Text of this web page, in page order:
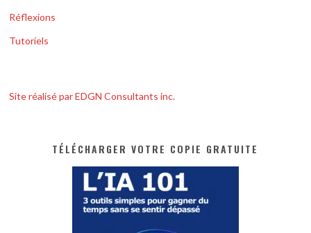
Réflexions
Tutoriels
Site réalisé par EDGN Consultants inc.
TÉLÉCHARGER VOTRE COPIE GRATUITE